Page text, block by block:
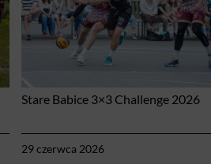
Stare Babice 3×3 Challenge 2026
29 czerwca 2026